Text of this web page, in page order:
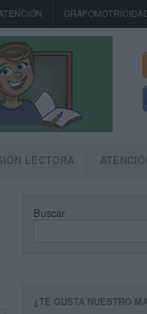
ATENCIÓN
LECTORA
Buscar
¿TE GUSTA NUESTRO